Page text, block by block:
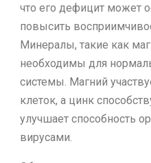
что его дефицит может
повысить
Минералы, такие как
необходимы для
системы. Магний
клеток, а цинк
улучшает способность
вирусами.